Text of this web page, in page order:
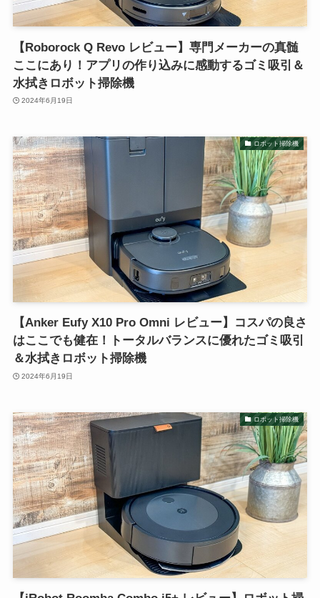
【Roborock Q Revo レビュー】専門メーカーの真髄
ここにあり！アプリの作り込みに感動するゴミ吸引＆
水拭きロボット掃除機
2024年6月19日
ロボット掃除機
【Anker Eufy X10 Pro Omni レビュー】コスパの良さ
はここでも健在！トータルバランスに優れたゴミ吸引
＆水拭きロボット掃除機
2024年6月19日
ロボット掃除機